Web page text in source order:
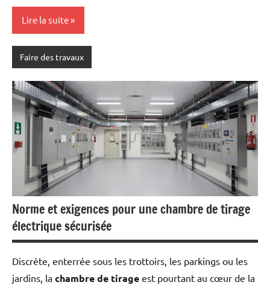
Lire la suite
Faire des travaux
Norme et exigences pour une chambre de tirage
électrique sécurisée
Discrète, enterrée sous les trottoirs, les parkings ou les
jardins, la chambre de tirage est pourtant au cœur de la